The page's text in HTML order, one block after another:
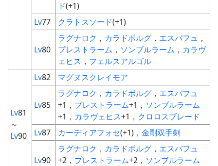
ド(+1)
Lv77 クラトスソード(+1)
Lv80
ラグナロク ， カラドボルグ ， エスパフュ ，
プレストラーム ， ソンブルラーム ， カラヴ
ェヒス ， フェルスアルゴル
Lv81
～
Lv90
Lv82 マグヌスクレイモア
Lv85
ラグナロク ， カラドボルグ ， エスパフュ
+1， プレストラーム+1， ソンブルラーム
+1， カラヴェヒス+1， クロロスブレード
Lv87 カーディアフォセ(+1)， 金剛双手剣
Lv90
ラグナロク ， カラドボルグ ， エスパフュ
+2， プレストラーム+2， ソンブルラーム